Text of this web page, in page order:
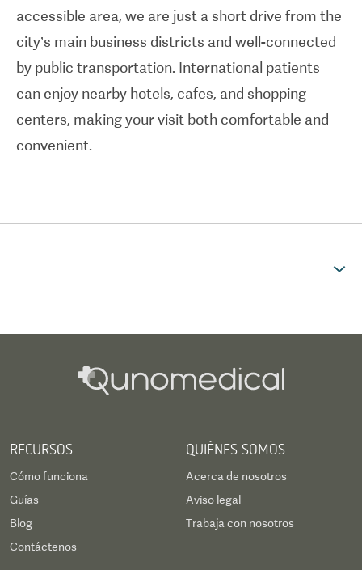
accessible area, we are just a short drive from the
city’s main business districts and well-connected
by public transportation. International patients
can enjoy nearby hotels, cafes, and shopping
centers, making your visit both comfortable and
convenient.
RECURSOS
Cómo funciona
Guías
Blog
Contáctenos
QUIÉNES SOMOS
Acerca de nosotros
Aviso legal
Trabaja con nosotros